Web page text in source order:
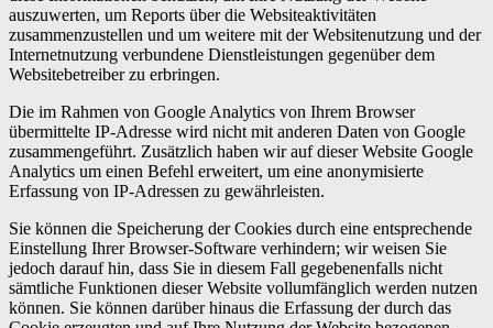
auszuwerten, um Reports über die Websiteaktivitäten
zusammenzustellen und um weitere mit der Websitenutzung und der
Internetnutzung verbundene Dienstleistungen gegenüber dem
Websitebetreiber zu erbringen.
Die im Rahmen von Google Analytics von Ihrem Browser
übermittelte IP-Adresse wird nicht mit anderen Daten von Google
zusammengeführt. Zusätzlich haben wir auf dieser Website Google
Analytics um einen Befehl erweitert, um eine anonymisierte
Erfassung von IP-Adressen zu gewährleisten.
Sie können die Speicherung der Cookies durch eine entsprechende
Einstellung Ihrer Browser-Software verhindern; wir weisen Sie
jedoch darauf hin, dass Sie in diesem Fall gegebenenfalls nicht
sämtliche Funktionen dieser Website vollumfänglich werden nutzen
können. Sie können darüber hinaus die Erfassung der durch das